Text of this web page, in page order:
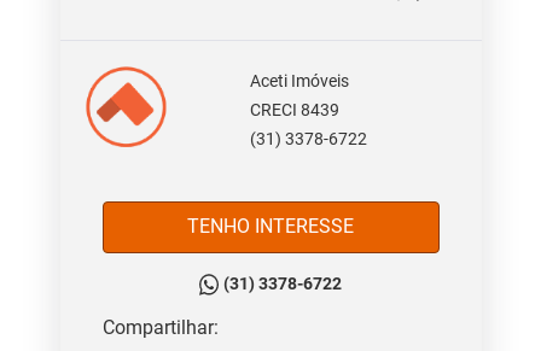
Aceti Imóveis
CRECI 8439
(31) 3378-6722
TENHO INTERESSE
(31) 3378-6722
Compartilhar: